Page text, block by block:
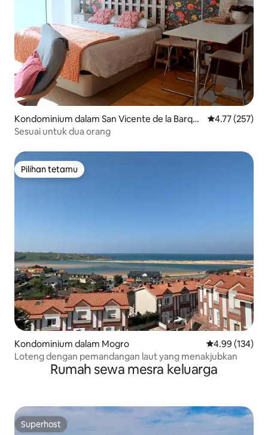
Kondominium dalam San Vicente de la Barqu
era
Penarafan
4.77 (257)
Sesuai untuk dua orang
Pilihan tetamu
Pilihan tetamu
Kondominium dalam Mogro Penarafan
4.99 (134)
Loteng dengan pemandangan laut yang menakjubkan
Rumah sewa mesra keluarga
Superhost
Superhost